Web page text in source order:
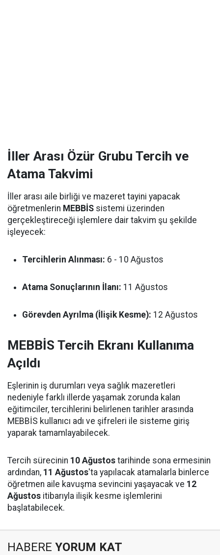
İller Arası Özür Grubu Tercih ve
Atama Takvimi
İller arası aile birliği ve mazeret tayini yapacak
öğretmenlerin MEBBİS sistemi üzerinden
gerçekleştireceği işlemlere dair takvim şu şekilde
işleyecek:
Tercihlerin Alınması: 6 - 10 Ağustos
Atama Sonuçlarının İlanı: 11 Ağustos
Görevden Ayrılma (İlişik Kesme): 12 Ağustos
MEBBİS Tercih Ekranı Kullanıma
Açıldı
Eşlerinin iş durumları veya sağlık mazeretleri
nedeniyle farklı illerde yaşamak zorunda kalan
eğitimciler, tercihlerini belirlenen tarihler arasında
MEBBİS kullanıcı adı ve şifreleri ile sisteme giriş
yaparak tamamlayabilecek.
Tercih sürecinin 10 Ağustos tarihinde sona ermesinin
ardından, 11 Ağustos'ta yapılacak atamalarla binlerce
öğretmen aile kavuşma sevincini yaşayacak ve 12
Ağustos itibarıyla ilişik kesme işlemlerini
başlatabilecek.
HABERE YORUM KAT